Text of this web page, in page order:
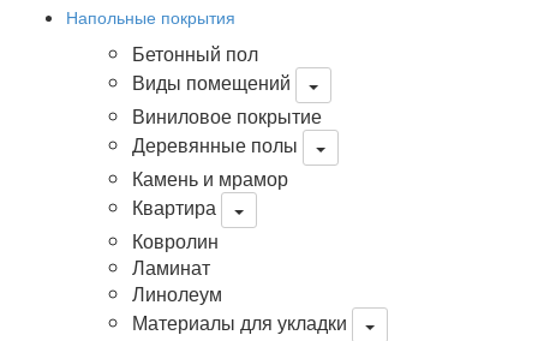
Напольные покрытия
Бетонный пол
Виды помещений
Виниловое покрытие
Деревянные полы
Камень и мрамор
Квартира
Ковролин
Ламинат
Линолеум
Материалы для укладки